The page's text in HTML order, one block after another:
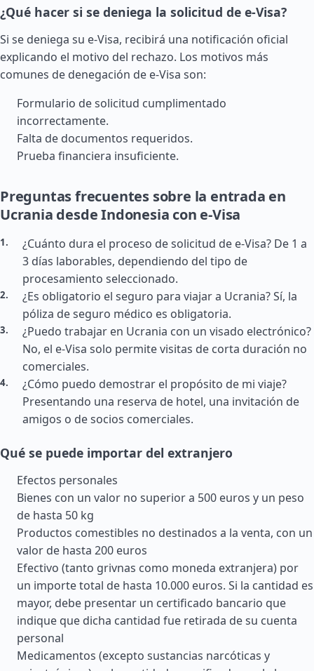
¿Qué hacer si se deniega la solicitud de e-Visa?
Si se deniega su e-Visa, recibirá una notificación oficial
explicando el motivo del rechazo. Los motivos más
comunes de denegación de e-Visa son:
Formulario de solicitud cumplimentado
incorrectamente.
Falta de documentos requeridos.
Prueba financiera insuficiente.
Preguntas frecuentes sobre la entrada en
Ucrania desde Indonesia con e-Visa
¿Cuánto dura el proceso de solicitud de e-Visa? De 1 a
3 días laborables, dependiendo del tipo de
procesamiento seleccionado.
¿Es obligatorio el seguro para viajar a Ucrania? Sí, la
póliza de seguro médico es obligatoria.
¿Puedo trabajar en Ucrania con un visado electrónico?
No, el e-Visa solo permite visitas de corta duración no
comerciales.
¿Cómo puedo demostrar el propósito de mi viaje?
Presentando una reserva de hotel, una invitación de
amigos o de socios comerciales.
Qué se puede importar del extranjero
Efectos personales
Bienes con un valor no superior a 500 euros y un peso
de hasta 50 kg
Productos comestibles no destinados a la venta, con un
valor de hasta 200 euros
Efectivo (tanto grivnas como moneda extranjera) por
un importe total de hasta 10.000 euros. Si la cantidad es
mayor, debe presentar un certificado bancario que
indique que dicha cantidad fue retirada de su cuenta
personal
Medicamentos (excepto sustancias narcóticas y